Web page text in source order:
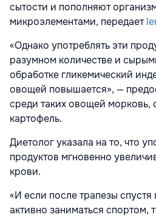
сытости и пополняют
микроэлементами, передает
«Однако употреблять эти
разумном количестве и
обработке гликемический
овощей повышается», —
среди таких овощей морковь,
картофель.
Диетолог указала на то, что
продуктов мгновенно
крови.
«И если после трапезы спустя
активно заниматься спортом,